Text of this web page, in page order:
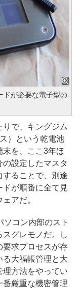
ドが必要な電子型の
で、キングジム
）という乾電池
を、ここ3年ほ
設定したマスタ
することで、別途
が順番に全て見
アだ。
コン内部のスト
グレモノだ。し
要求プロセスが存
大福帳管理と大
理方法をやってい
番厳重な機密管理